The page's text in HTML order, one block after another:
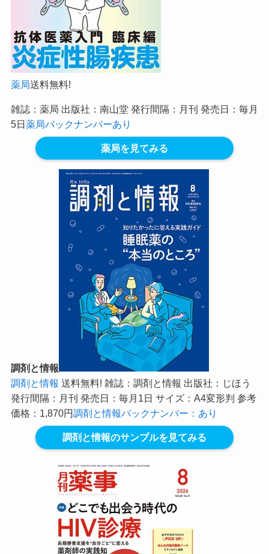
薬局送料無料!
雑誌：薬局 出版社：南山堂 発行間隔：月刊 発売日：毎月
5日薬局バックナンバーあり
薬局を見てみる
調剤と情報
調剤と情報 送料無料! 雑誌：調剤と情報 出版社：じほう
発行間隔：月刊 発売日：毎月1日 サイズ：A4変形判 参考
価格：1,870円調剤と情報バックナンバー：あり
調剤と情報のサンプルを見てみる